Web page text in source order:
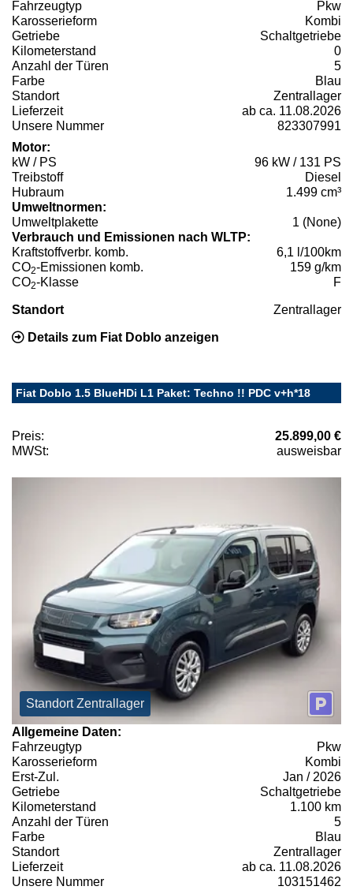
Fahrzeugtyp
Pkw
Karosserieform
Kombi
Getriebe
Schaltgetriebe
Kilometerstand
0
Anzahl der Türen
5
Farbe
Blau
Standort
Zentrallager
Lieferzeit
ab ca. 11.08.2026
Unsere Nummer
823307991
Motor:
kW / PS
96 kW / 131 PS
Treibstoff
Diesel
Hubraum
1.499 cm³
Umweltnormen:
Umweltplakette
1 (None)
Verbrauch und Emissionen nach WLTP:
Kraftstoffverbr. komb.
6,1 l/100km
CO2-Emissionen komb.
159 g/km
CO2-Klasse F
Standort Zentrallager
Details zum Fiat Doblo anzeigen
Fiat Doblo 1.5 BlueHDi L1 Paket: Techno !! PDC v+h*18
Preis:
25.899,00 €
MWSt:
ausweisbar
Standort Zentrallager
Allgemeine Daten:
Fahrzeugtyp
Pkw
Karosserieform
Kombi
Erst-Zul.
Jan / 2026
Getriebe
Schaltgetriebe
Kilometerstand
1.100 km
Anzahl der Türen
5
Farbe
Blau
Standort
Zentrallager
Lieferzeit
ab ca. 11.08.2026
Unsere Nummer
103151462